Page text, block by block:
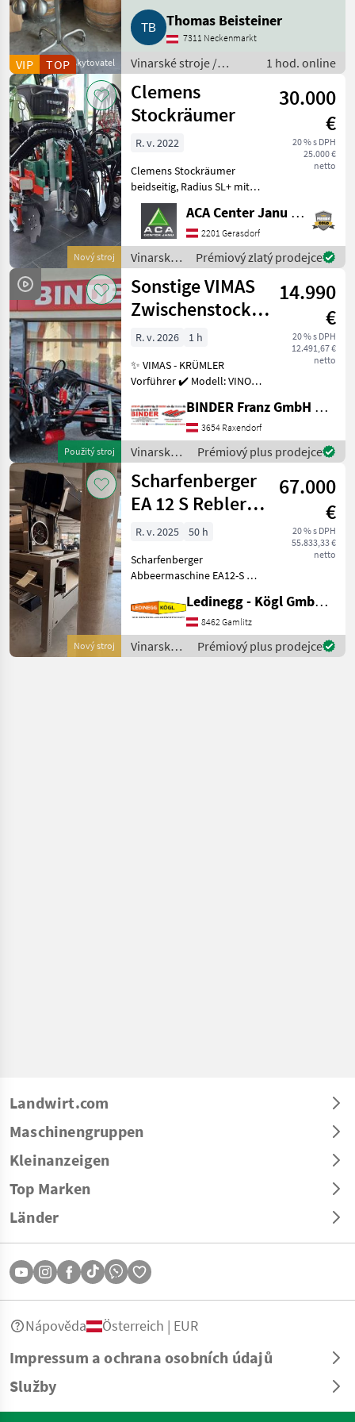
Obchodní poskytovatel
VIP TOP
Thomas Beisteiner
7311 Neckenmarkt
Vinarské stroje /
Pivničné stroje
1 hod. online
Nový stroj
Clemens
Stockräumer
30.000
€
20 % s DPH
25.000 €
netto
R. v. 2022
Clemens Stockräumer
beidseitig, Radius SL+ mit
Zinkenkreisel, SB 2
Geräteträger, Aushub
hydraulisch Links und
Rechts, Arbeitsbreite 2400 -
3400 mm, inkl. Ventilblock
ACA Center Janu GmbH
2201 Gerasdorf
Vinarské
stroje /
Clemens
Prémiový zlatý prodejce
Použitý stroj
Sonstige VIMAS
Zwischenstock-
KRÜMLER
14.990
€
20 % s DPH
12.491,67 €
netto
R. v. 2026
1 h
✨ VIMAS - KRÜMLER
Vorführer ✔️ Modell: VINO -
serienmäßiger Ausführung
✔️ Heckanbau - einseitig ✔️
Hohe
Arbeitsgeschwindigkeit bis
zu 5, 5
BINDER Franz GmbH & CoKG
3654 Raxendorf
Vinarské
stroje /
Sonstige
Prémiový plus prodejce
Nový stroj
Scharfenberger
EA 12 S Rebler +
Rollensortierer
67.000
€
20 % s DPH
55.833,33 €
netto
R. v. 2025
50 h
Scharfenberger
Abbeermaschine EA12-S mit
Quetschwalze – Präzision
und Flexibilität für die
Traubenverarbeitung -
Vorführmaschine
Ledinegg - Kögl GmbH - Obst- und Weinbautechnik
8462 Gamlitz
Vinarské
stroje /
Prémiový plus prodejce
Landwirt.com
Maschinengruppen
Kleinanzeigen
Top Marken
Länder
Impressum a ochrana osobních údajů
Služby
Nápověda Österreich | EUR